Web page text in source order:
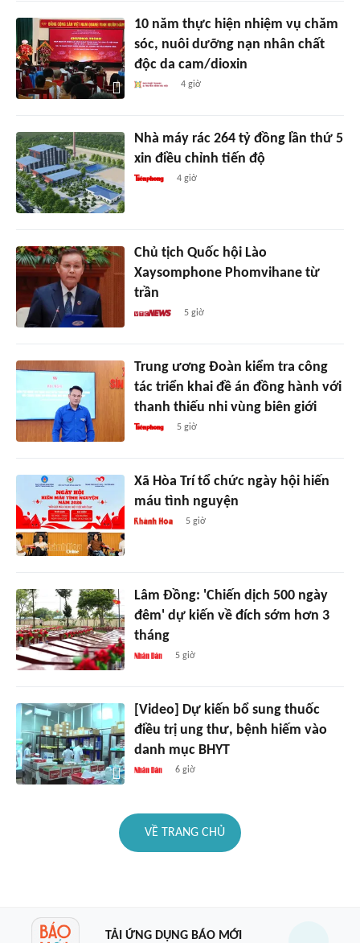
10 năm thực hiện nhiệm vụ chăm
sóc, nuôi dưỡng nạn nhân chất
độc da cam/dioxin
4 giờ
Nhà máy rác 264 tỷ đồng lần thứ 5
xin điều chỉnh tiến độ
4 giờ
Chủ tịch Quốc hội Lào
Xaysomphone Phomvihane từ
trần
5 giờ
Trung ương Đoàn kiểm tra công
tác triển khai đề án đồng hành với
thanh thiếu nhi vùng biên giới
5 giờ
Xã Hòa Trí tổ chức ngày hội hiến
máu tình nguyện
5 giờ
Lâm Đồng: 'Chiến dịch 500 ngày
đêm' dự kiến về đích sớm hơn 3
tháng
5 giờ
[Video] Dự kiến bổ sung thuốc
điều trị ung thư, bệnh hiếm vào
danh mục BHYT
6 giờ
VỀ TRANG CHỦ
TẢI ỨNG DỤNG BÁO MỚI